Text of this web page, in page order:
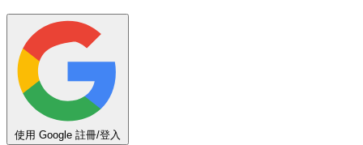
使用 Google 註冊/登入